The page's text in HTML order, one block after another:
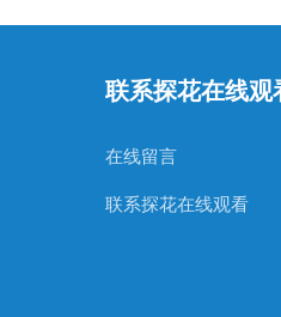
联系探花在线观
在线留言
联系探花在线观看